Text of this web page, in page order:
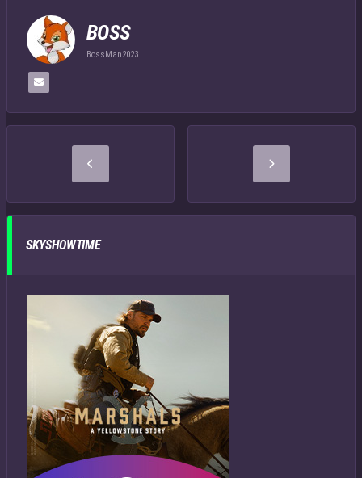
BOSS
BossMan2023
SKYSHOWTIME